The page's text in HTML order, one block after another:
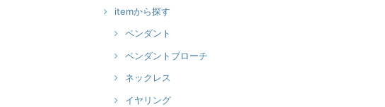
itemから探す
ペンダント
ペンダントブローチ
ネックレス
イヤリング